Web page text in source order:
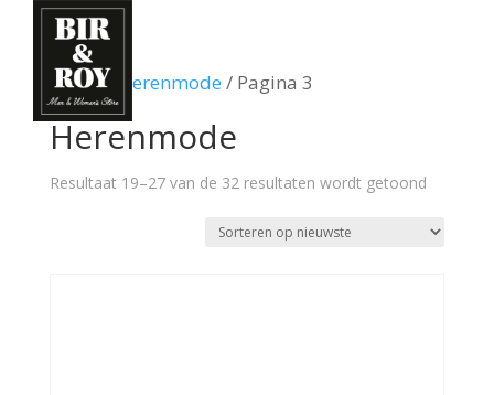
Home/ Herenmode / Pagina 3
Herenmode
Resultaat 19–27 van de 32 resultaten wordt getoond